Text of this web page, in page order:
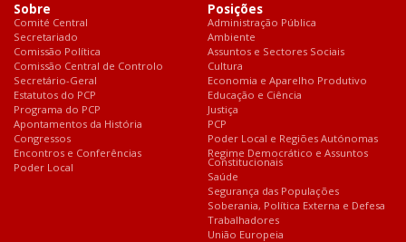
Sobre
Comité Central
Secretariado
Comissão Política
Comissão Central de Controlo
Secretário-Geral
Estatutos do PCP
Programa do PCP
Apontamentos da História
Congressos
Encontros e Conferências
Poder Local
Posições
Administração Pública
Ambiente
Assuntos e Sectores Sociais
Cultura
Economia e Aparelho Produtivo
Educação e Ciência
Justiça
PCP
Poder Local e Regiões Autónomas
Regime Democrático e Assuntos
Constitucionais
Saúde
Segurança das Populações
Soberania, Política Externa e Defesa
Trabalhadores
União Europeia